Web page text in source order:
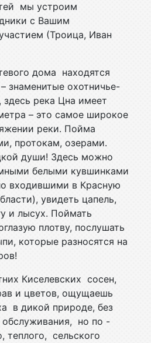
мы устроим
с Вашим
(Троица, Иван
дома находятся
знаменитые охотничье-
река Цна имеет
– это самое широкое
реки. Пойма
протокам, озерами.
души! Здесь можно
белыми кувшинками
входившими в Красную
увидеть цапель,
и лысух. Поймать
плотву, послушать
которые разносятся на
Киселевских сосен,
и цветов, ощущаешь
в дикой природе, без
обслуживания, но по -
теплого, сельского